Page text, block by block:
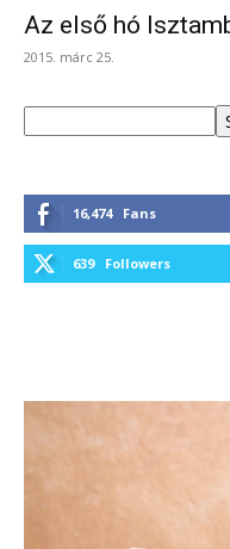
Az első hó
2015. márc 25.
16,474 Fans
639 Followers